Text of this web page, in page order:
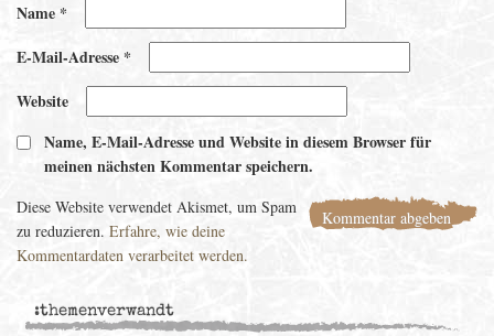
Name *
E-Mail-Adresse*
Website
Name, E-Mail-Adresse und Website in diesem Browser für
meinen nächsten Kommentar speichern.
Diese Website verwendet Akismet, um Spam
zu reduzieren. Erfahre, wie deine
Kommentardaten verarbeitet werden.
:themenverwandt